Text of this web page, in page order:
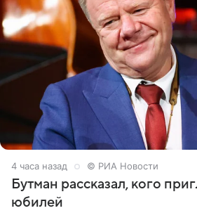
4 часа назад © РИА Новости
Бутман рассказал, кого
юбилей